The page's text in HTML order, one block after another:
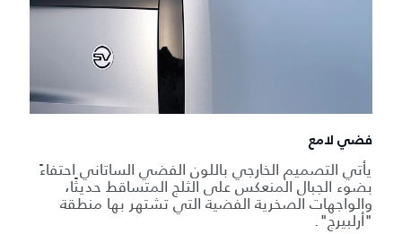
فضي لامع
يأتي التصميم الخارجي باللون الفضي الساتاني احتفاءً
بضوء الجبال المنعكس على الثلج المتساقط حديثًا،
والواجهات الصخرية الفضية التي تشتهر بها منطقة
"أرلبيرج".